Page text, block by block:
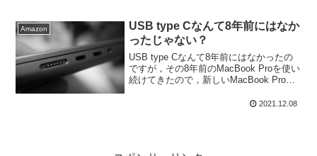
Amazon
USB type Cなんて8年前にはなか
ったじゃない？
USB type Cなんて8年前にはなかったの
ですが，その8年前のMacBook Proを使い
続けてきたので，新しいMacBook Proに
がつかなかった落とし穴がありました。
2021.12.08